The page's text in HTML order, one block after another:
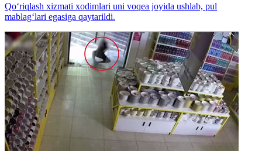
Qo‘riqlash xizmati xodimlari uni voqea joyida ushlab, pul
mablag‘lari egasiga qaytarildi.